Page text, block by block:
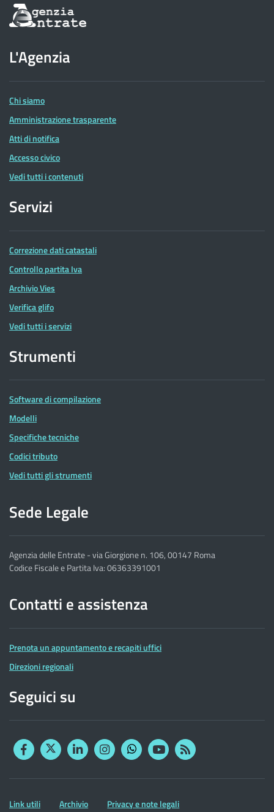
Informazioni
sul
dell'Agenzia
delle
Entrate
L'Agenzia
Chi siamo
Amministrazione trasparente
Atti di notifica
Accesso civico
Vedi tutti i contenuti
Servizi
Correzione dati catastali
Controllo partita Iva
Archivio Vies
Verifica glifo
Vedi tutti i servizi
Strumenti
Software di compilazione
Modelli
Specifiche tecniche
Codici tributo
Vedi tutti gli strumenti
Sede Legale
Agenzia delle Entrate - via Giorgione n. 106, 00147 Roma
Codice Fiscale e Partita Iva: 06363391001
Contatti e assistenza
Prenota un appuntamento e recapiti uffici
Direzioni regionali
Seguici su
FacebookTwitterLinkedinInstagram
YouTubeRSS
Altre
Link utili Archivio Privacy e note legali